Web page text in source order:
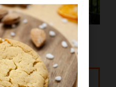
de salud 100%
más